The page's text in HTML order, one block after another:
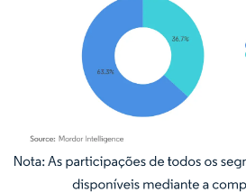
Imagem © Mordor Intelligence. O reuso requer